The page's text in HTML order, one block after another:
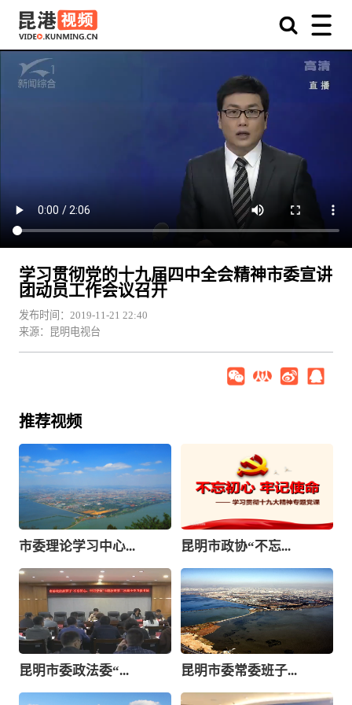
学习贯彻党的十九届四中全会精神市委宣讲
团动员工作会议召开
发布时间：2019-11-21 22:40
来源：昆明电视台
推荐视频
市委理论学习中心... 昆明市政协“不忘...
昆明市委政法委“... 昆明市委常委班子...